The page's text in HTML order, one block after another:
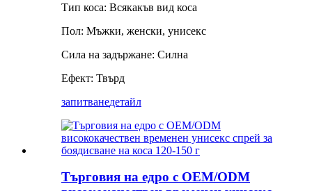
Тип коса: Всякакъв вид коса
Пол: Мъжки, женски, унисекс
Сила на задържане: Силна
Ефект: Твърд
запитванедетайл
Търговия на едро с OEM/ODM